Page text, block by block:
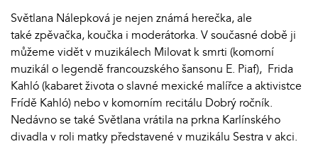
Světlana Nálepková je nejen známá herečka, ale
také zpěvačka, koučka i moderátorka. V současné době ji
můžeme vidět v muzikálech Milovat k smrti (komorní
muzikál o legendě francouzského šansonu E. Piaf), Frida
Kahló (kabaret života o slavné mexické malířce a aktivistce
Frídě Kahló) nebo v komorním recitálu Dobrý ročník.
Nedávno se také Světlana vrátila na prkna Karlínského
divadla v roli matky představené v muzikálu Sestra v akci.